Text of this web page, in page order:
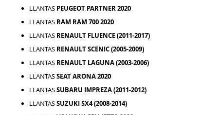
LLANTAS PEUGEOT PARTNER 2020
LLANTAS RAM RAM 700 2020
LLANTAS RENAULT FLUENCE (2011-2017)
LLANTAS RENAULT SCENIC (2005-2009)
LLANTAS RENAULT LAGUNA (2003-2006)
LLANTASSEAT ARONA 2020
LLANTASSUBARU IMPREZA (2011-2012)
LLANTASSUZUKI SX4 (2008-2014)